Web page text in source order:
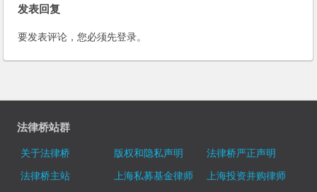
发表回复
要发表评论，您必须先登录。
法律桥站群
关于法律桥 版权和隐私声明
法律桥严正声明
法律桥主站
上海私募基金律师
上海投资并购律师